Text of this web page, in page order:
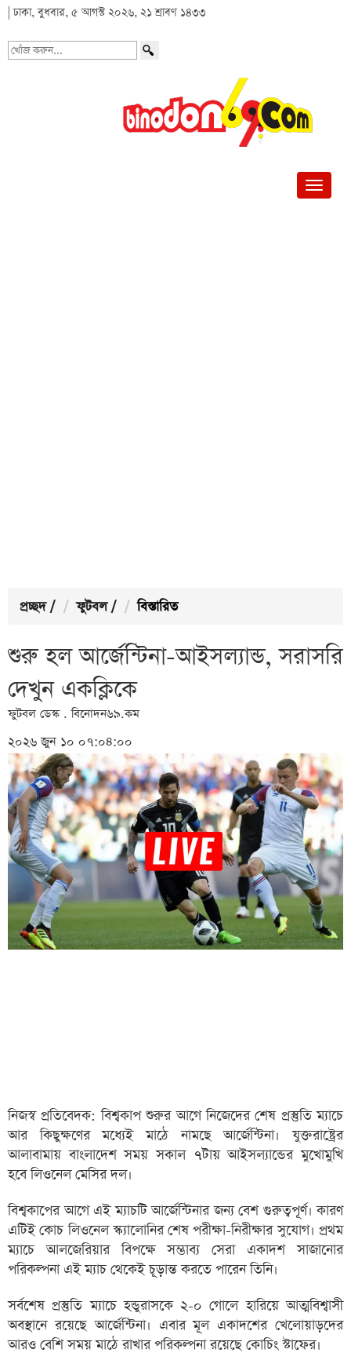
| ঢাকা, বুধবার, ৫ আগস্ট ২০২৬, ২১ শ্রাবণ ১৪৩৩
খোঁজ
প্রচ্ছদ / ফুটবল / বিস্তারিত
শুরু হল আর্জেন্টিনা-আইসল্যান্ড, সরাসরি
দেখুন একক্লিকে
ফুটবল ডেস্ক . বিনোদন৬৯.কম
২০২৬ জুন ১০ ০৭:০৪:০০
নিজস্ব প্রতিবেদক: বিশ্বকাপ শুরুর আগে নিজেদের শেষ প্রস্তুতি ম্যাচে
আর কিছুক্ষণের মধ্যেই মাঠে নামছে আর্জেন্টিনা। যুক্তরাষ্ট্রের
আলাবামায় বাংলাদেশ সময় সকাল ৭টায় আইসল্যান্ডের মুখোমুখি
হবে লিওনেল মেসির দল।
বিশ্বকাপের আগে এই ম্যাচটি আর্জেন্টিনার জন্য বেশ গুরুত্বপূর্ণ। কারণ
এটিই কোচ লিওনেল স্ক্যালোনির শেষ পরীক্ষা-নিরীক্ষার সুযোগ। প্রথম
ম্যাচে আলজেরিয়ার বিপক্ষে সম্ভাব্য সেরা একাদশ সাজানোর
পরিকল্পনা এই ম্যাচ থেকেই চূড়ান্ত করতে পারেন তিনি।
সর্বশেষ প্রস্তুতি ম্যাচে হন্ডুরাসকে ২-০ গোলে হারিয়ে আত্মবিশ্বাসী
অবস্থানে রয়েছে আর্জেন্টিনা। এবার মূল একাদশের খেলোয়াড়দের
আরও বেশি সময় মাঠে রাখার পরিকল্পনা রয়েছে কোচিং স্টাফের।